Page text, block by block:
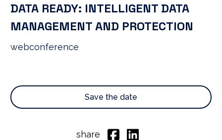
DATA READY: INTELLIGENT DATA
MANAGEMENT AND PROTECTION
webconference
Save the date
share